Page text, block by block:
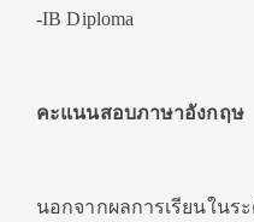
-IB Diploma
คะแนนสอบภาษาอังกฤษ
นอกจากผลการเรียนใน